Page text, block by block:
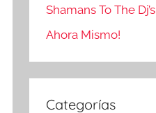
Shamans To The Dj’s
Ahora Mismo!
Categorías